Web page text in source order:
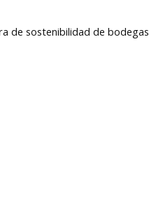
de sostenibilidad de bodegas